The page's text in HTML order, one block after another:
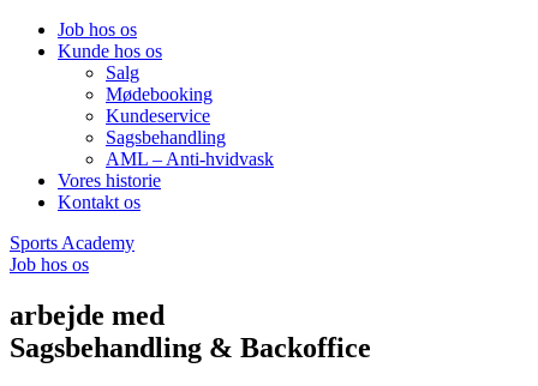
Job hos os
Kunde hos os
Salg
Mødebooking
Kundeservice
Sagsbehandling
AML – Anti-hvidvask
Vores historie
Kontakt os
Sports Academy
Job hos os
arbejde med
Sagsbehandling & Backoffice